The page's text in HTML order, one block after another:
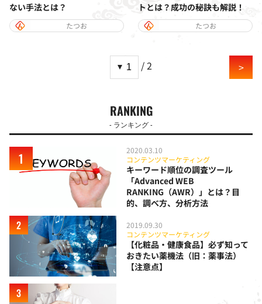
ない手法とは？
たつお
トとは？成功の秘訣も解説！
たつお
/ 2 >
RANKING
- ランキング -
2020.03.10
コンテンツマーケティング
キーワード順位の調査ツール
「Advanced WEB
RANKING（AWR）」とは？目
的、調べ方、分析方法
2019.09.30
コンテンツマーケティング
【化粧品・健康食品】必ず知って
おきたい薬機法（旧：薬事法）
【注意点】